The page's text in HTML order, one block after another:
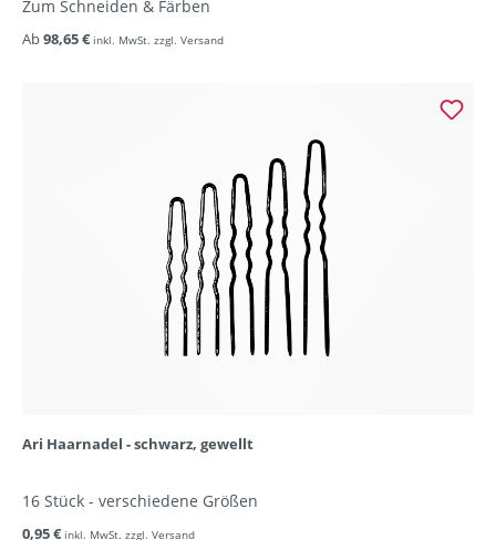
Zum Schneiden & Färben
Ab98,65 € inkl. MwSt. zzgl. Versand
Ari Haarnadel - schwarz, gewellt
16 Stück - verschiedene Größen
0,95 € inkl. MwSt. zzgl. Versand